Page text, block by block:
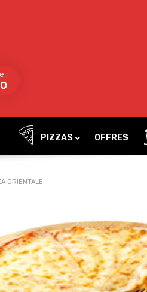
:
PIZZAS OFFRES
ORIENTALE